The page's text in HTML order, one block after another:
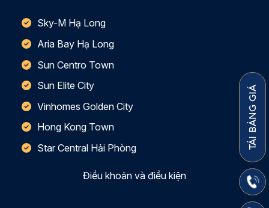
Sky-M Hạ Long
Aria Bay Hạ Long
Sun Centro Town
Sun Elite City
Vinhomes Golden City
Hong Kong Town
Star Central Hải Phòng
Điều khoản và điều kiện
TẢI BẢNG GIÁ